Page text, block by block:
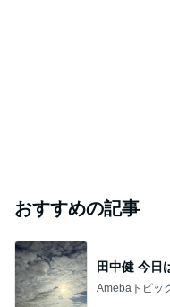
おすすめの記事
田中健 今日
Amebaトピッ